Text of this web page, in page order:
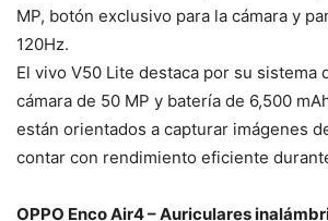
MP, botón exclusivo para la cámara y
120Hz.
El vivo V50 Lite destaca por su sistema
cámara de 50 MP y batería de 6,500
están orientados a capturar imágenes
contar con rendimiento eficiente
OPPO Enco Air4 – Auriculares